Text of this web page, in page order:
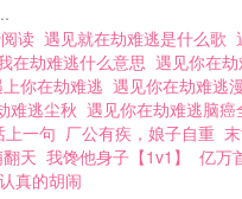
读 遇见就在劫难逃是什么歌
在劫难逃什么意思 遇见你在
你在劫难逃 遇见你在劫难逃
难逃尘秋 遇见你在劫难逃脑
上一句 厂公有疾，娘子自重
天 我馋他身子【1v1】 亿万
认真的胡闹